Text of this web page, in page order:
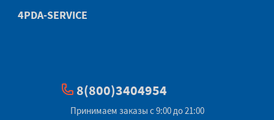
4PDA-SERVICE
8(800)3404954
Принимаем заказы с 9:00 до 21:00